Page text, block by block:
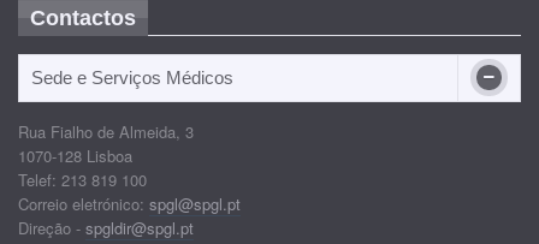
Contactos
Sede e Serviços Médicos
Rua Fialho de Almeida, 3
1070-128 Lisboa
Telef: 213 819 100
Correio eletrónico: spgl@spgl.pt
Direção - spgldir@spgl.pt